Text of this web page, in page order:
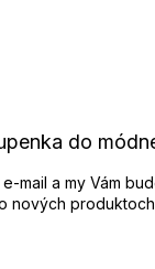
do
mail a my Vám
nových